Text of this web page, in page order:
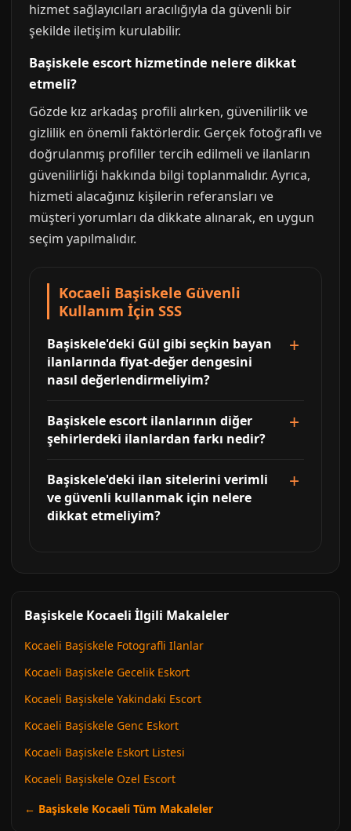
hizmet sağlayıcıları aracılığıyla da güvenli bir
şekilde iletişim kurulabilir.
Başiskele escort hizmetinde nelere dikkat
etmeli?
Gözde kız arkadaş profili alırken, güvenilirlik ve
gizlilik en önemli faktörlerdir. Gerçek fotoğraflı ve
doğrulanmış profiller tercih edilmeli ve ilanların
güvenilirliği hakkında bilgi toplanmalıdır. Ayrıca,
hizmeti alacağınız kişilerin referansları ve
müşteri yorumları da dikkate alınarak, en uygun
seçim yapılmalıdır.
Kocaeli Başiskele Güvenli
Kullanım İçin SSS
Başiskele'deki Gül gibi seçkin bayan
ilanlarında fiyat-değer dengesini
nasıl değerlendirmeliyim?
Başiskele escort ilanlarının diğer
şehirlerdeki ilanlardan farkı nedir?
Başiskele'deki ilan sitelerini verimli
ve güvenli kullanmak için nelere
dikkat etmeliyim?
Başiskele Kocaeli İlgili Makaleler
Kocaeli Başiskele Fotografli Ilanlar
Kocaeli Başiskele Gecelik Eskort
Kocaeli Başiskele Yakindaki Escort
Kocaeli Başiskele Genc Eskort
Kocaeli Başiskele Eskort Listesi
Kocaeli Başiskele Ozel Escort
← Başiskele Kocaeli Tüm Makaleler